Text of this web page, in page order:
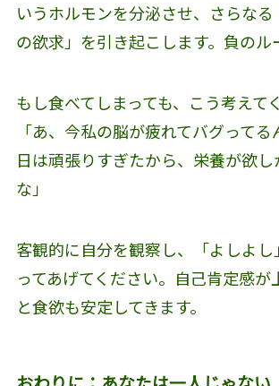
いうホルモンを分泌させ、さらな
の欲求」を引き起こします。負のル
もし食べてしまっても、こう考えて
「あ、今私の脳が疲れてバグって
日は頑張りすぎたから、栄養が欲
な」
客観的に自分を観察し、「よしよ
ってあげてください。自己肯定感が
と食欲も安定してきます。